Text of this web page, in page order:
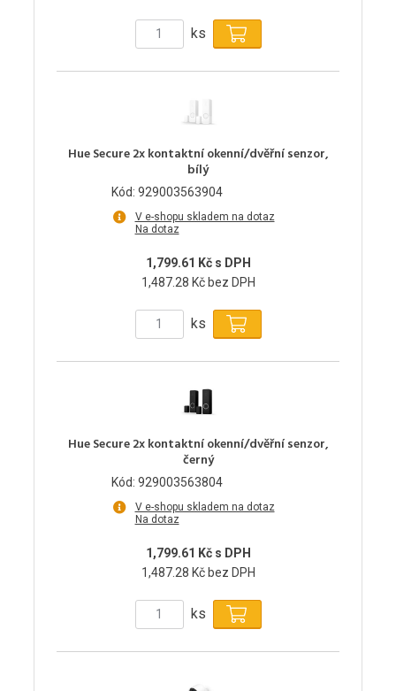
ks
Hue Secure 2x kontaktní okenní/dvěřní senzor,
bílý
Kód: 929003563904
V e-shopu skladem na dotaz
Na dotaz
1,799.61 Kč s DPH
1,487.28 Kč bez DPH
ks
Hue Secure 2x kontaktní okenní/dvěřní senzor,
černý
Kód: 929003563804
V e-shopu skladem na dotaz
Na dotaz
1,799.61 Kč s DPH
1,487.28 Kč bez DPH
ks